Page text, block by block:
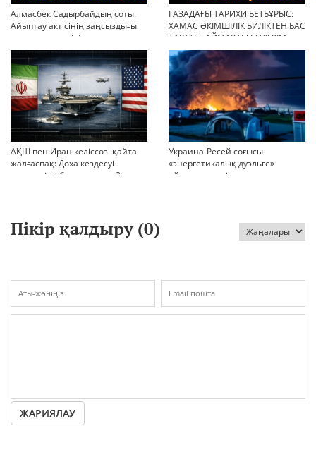
Алмасбек Садырбайдың соты.
Айыптау актісінің заңсыздығы
мен қолдан өсірілген
миллиондар
ГАЗАДАҒЫ ТАРИХИ БЕТБҰРЫС:
ХАМАС ӘКІМШІЛІК БИЛІКТЕН БАС
ТАРТТЫ. АЙМАҚТЫ ЕНДІ КІМ
БАСҚАРАДЫ?
АҚШ пен Иран келіссөзі қайта
жалғаспақ: Доха кездесуі
шиеленісті бәсеңдете ме?
Украина-Ресей соғысы
«энергетикалық дуэльге»
айналып кетті
Пікір қалдыру (0)
ЖАРИЯЛАУ